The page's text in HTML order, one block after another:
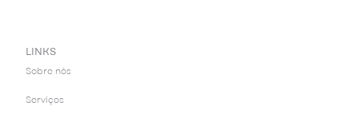
LINKS
Sobre nós
Serviços